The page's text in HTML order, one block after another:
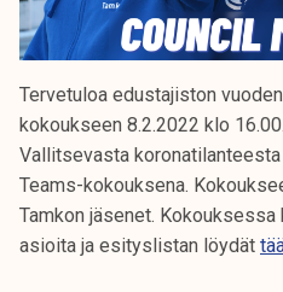
Tervetuloa edustajiston
kokoukseen 8.2.2022 klo 16.00.
Vallitsevasta
Teams-kokouksena.
Tamkon jäsenet.
asioita ja esityslistan löydät